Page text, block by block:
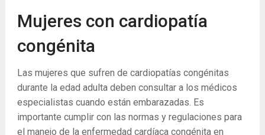
Mujeres con cardiopatía
congénita
Las mujeres que sufren de cardiopatías congénitas
durante la edad adulta deben consultar a los médicos
especialistas cuando están embarazadas. Es
importante cumplir con las normas y regulaciones para
el manejo de la enfermedad cardíaca congénita en